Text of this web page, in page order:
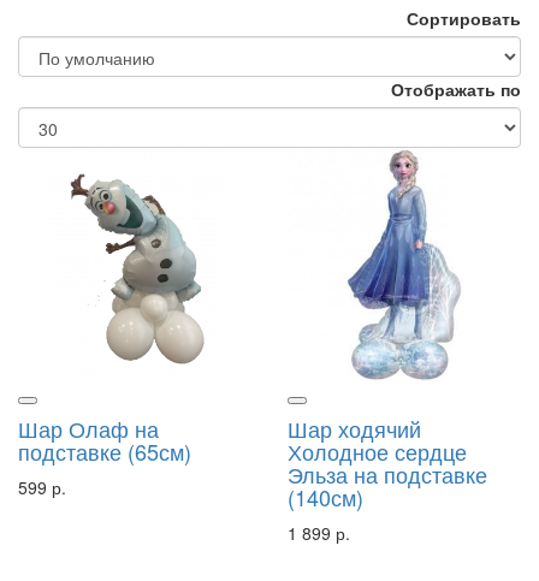
Сортировать
Отображать по
Шар Олаф на
подставке (65см)
599 р.
Шар ходячий
Холодное сердце
Эльза на подставке
(140см)
1 899 р.